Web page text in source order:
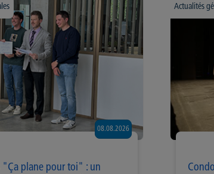
"Ça plane pour toi" : un
08.08.2026
Actualités